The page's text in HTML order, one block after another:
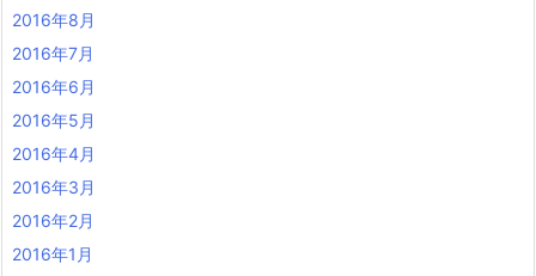
2016年8月
2016年7月
2016年6月
2016年5月
2016年4月
2016年3月
2016年2月
2016年1月